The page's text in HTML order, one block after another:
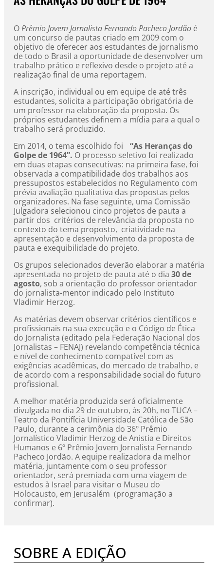
OPrêmio Jovem Jornalista Fernando Pacheco Jordão é
um concurso de pautas criado em 2009 com o
objetivo de oferecer aos estudantes de jornalismo
de todo o Brasil a oportunidade de desenvolver um
trabalho prático e reflexivo desde o projeto até a
realização final de uma reportagem.
A inscrição, individual ou em equipe de até três
estudantes, solicita a participação obrigatória de
um professor na elaboração da proposta. Os
próprios estudantes definem a mídia para a qual o
trabalho será produzido.
Em 2014, o tema escolhido foi “As Heranças do
Golpe de 1964”. O processo seletivo foi realizado
em duas etapas consecutivas: na primeira fase, foi
observada a compatibilidade dos trabalhos aos
pressupostos estabelecidos no Regulamento com
prévia avaliação qualitativa das propostas pelos
organizadores. Na fase seguinte, uma Comissão
Julgadora selecionou cinco projetos de pauta a
partir dos critérios de relevância da proposta no
contexto do tema proposto, criatividade na
apresentação e desenvolvimento da proposta de
pauta e exequibilidade do projeto.
Os grupos selecionados deverão elaborar a matéria
apresentada no projeto de pauta até o dia 30 de
agosto, sob a orientação do professor orientador
do jornalista-mentor indicado pelo Instituto
Vladimir Herzog.
As matérias devem observar critérios científicos e
profissionais na sua execução e o Código de Ética
do Jornalista (editado pela Federação Nacional dos
Jornalistas – FENAJ) revelando competência técnica
e nível de conhecimento compatível com as
exigências acadêmicas, do mercado de trabalho, e
de acordo com a responsabilidade social do futuro
profissional.
A melhor matéria produzida será oficialmente
divulgada no dia 29 de outubro, às 20h, no TUCA –
Teatro da Pontifícia Universidade Católica de São
Paulo, durante a cerimônia do 36º Prêmio
Jornalístico Vladimir Herzog de Anistia e Direitos
Humanos e 6º Prêmio Jovem Jornalista Fernando
Pacheco Jordão. A equipe realizadora da melhor
matéria, juntamente com o seu professor
orientador, será premiada com uma viagem de
estudos à Israel para visitar o Museu do
Holocausto, em Jerusalém (programação a
confirmar).
SOBRE A EDIÇÃO